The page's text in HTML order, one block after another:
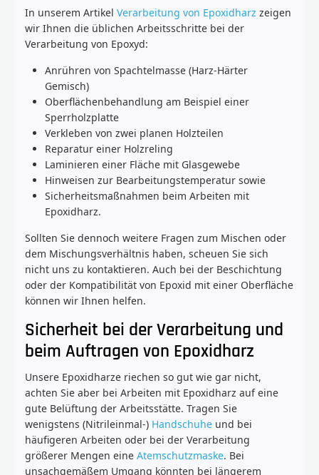
In unserem Artikel Verarbeitung von Epoxidharz zeigen
wir Ihnen die üblichen Arbeitsschritte bei der
Verarbeitung von Epoxyd:
Anrühren von Spachtelmasse (Harz-Härter
Gemisch)
Oberflächenbehandlung am Beispiel einer
Sperrholzplatte
Verkleben von zwei planen Holzteilen
Reparatur einer Holzreling
Laminieren einer Fläche mit Glasgewebe
Hinweisen zur Bearbeitungstemperatur sowie
Sicherheitsmaßnahmen beim Arbeiten mit
Epoxidharz.
Sollten Sie dennoch weitere Fragen zum Mischen oder
dem Mischungsverhältnis haben, scheuen Sie sich
nicht uns zu kontaktieren. Auch bei der Beschichtung
oder der Kompatibilität von Epoxid mit einer Oberfläche
können wir Ihnen helfen.
Sicherheit bei der Verarbeitung und
beim Auftragen von Epoxidharz
Unsere Epoxidharze riechen so gut wie gar nicht,
achten Sie aber bei Arbeiten mit Epoxidharz auf eine
gute Belüftung der Arbeitsstätte. Tragen Sie
wenigstens (Nitrileinmal-) Handschuhe und bei
häufigeren Arbeiten oder bei der Verarbeitung
größerer Mengen eine Atemschutzmaske. Bei
unsachgemäßem Umgang könnten bei längerem